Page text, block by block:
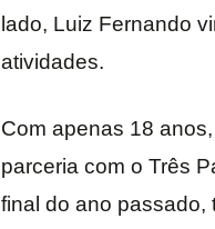
lado, Luiz Fernando
atividades.
Com apenas 18
parceria com o Três
final do ano passado,